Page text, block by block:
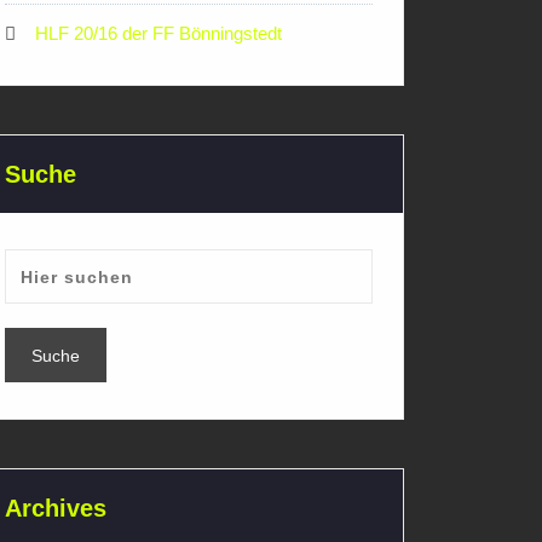
HLF 20/16 der FF Bönningstedt
Suche
Archives